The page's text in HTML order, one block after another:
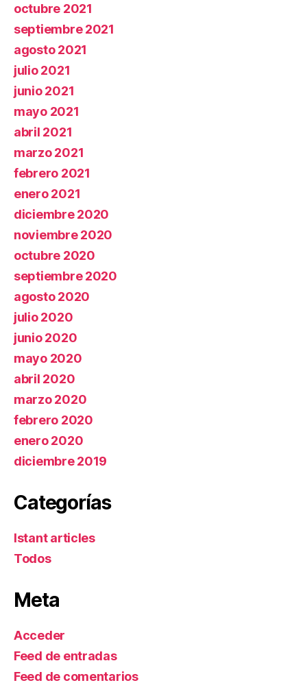
octubre 2021
septiembre 2021
agosto 2021
julio 2021
junio 2021
mayo 2021
abril 2021
marzo 2021
febrero 2021
enero 2021
diciembre 2020
noviembre 2020
octubre 2020
septiembre 2020
agosto 2020
julio 2020
junio 2020
mayo 2020
abril 2020
marzo 2020
febrero 2020
enero 2020
diciembre 2019
Categorías
Istant articles
Todos
Meta
Acceder
Feed de entradas
Feed de comentarios